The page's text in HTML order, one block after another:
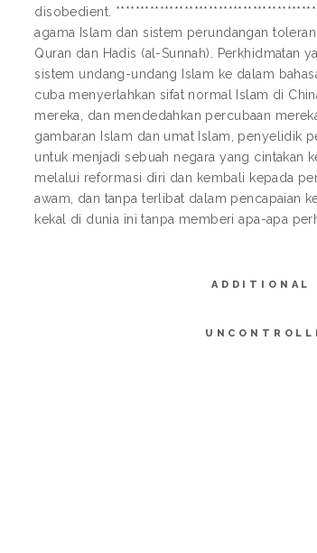
disobedient.
agama Islam dan sistem perundangan
Quran dan Hadis (al-Sunnah). Perkhidmatan
sistem undang-undang Islam ke dalam
cuba menyerlahkan sifat normal Islam di
mereka, dan mendedahkan percubaan
gambaran Islam dan umat Islam, penyelidik
untuk menjadi sebuah negara yang cintakan
melalui reformasi diri dan kembali kepada
awam, dan tanpa terlibat dalam pencapaian
kekal di dunia ini tanpa memberi apa-apa
ADDITIONAL